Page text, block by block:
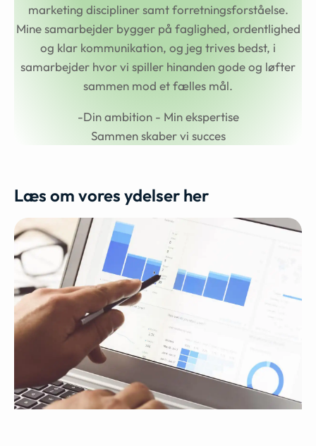
marketing discipliner samt forretningsforståelse.
Mine samarbejder bygger på faglighed, ordentlighed
og klar kommunikation, og jeg trives bedst, i
samarbejder hvor vi spiller hinanden gode og løfter
sammen mod et fælles mål.
-Din ambition - Min ekspertise
Sammen skaber vi succes
Læs om vores ydelser her